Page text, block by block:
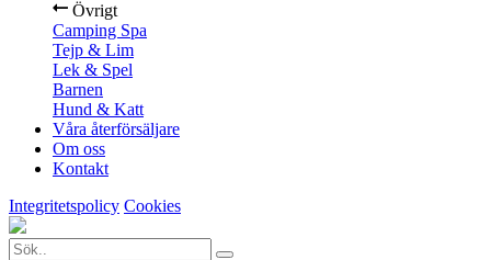
Övrigt
Camping Spa
Tejp & Lim
Lek & Spel
Barnen
Hund & Katt
Våra återförsäljare
Om oss
Kontakt
Integritetspolicy Cookies